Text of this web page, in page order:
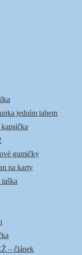
jedním tahem
gumičky
na karty
– článek